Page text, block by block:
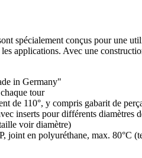
spécialement conçus pour une
applications. Avec une
in Germany"
tour
de 110°, y compris gabarit de
inserts pour différents diamètres
voir diamètre)
joint en polyuréthane, max. 80°C